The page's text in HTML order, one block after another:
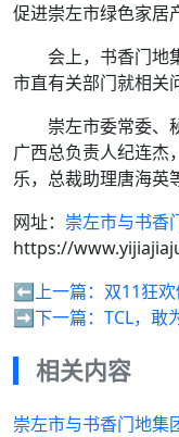
促进崇左市绿色家居
会上，书香门地集
市直有关部门就相关
崇左市委常委、秘
广西总负责人纪连杰
乐，总裁助理唐海英
网址： 崇左市与书香
https://
⬅️上一篇： 双11狂
➡️下一篇： TCL，敢
相关内容
崇左市与书香门地集